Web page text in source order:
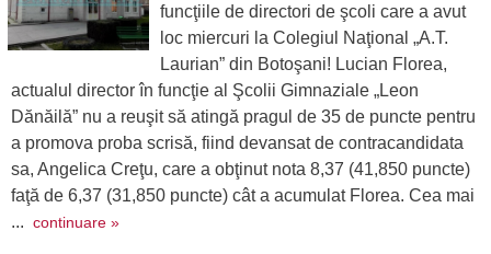
funcţiile de directori de şcoli care a avut
loc miercuri la Colegiul Naţional „A.T.
Laurian” din Botoşani! Lucian Florea,
actualul director în funcţie al Şcolii Gimnaziale „Leon
Dănăilă” nu a reuşit să atingă pragul de 35 de puncte pentru
a promova proba scrisă, fiind devansat de contracandidata
sa, Angelica Creţu, care a obţinut nota 8,37 (41,850 puncte)
faţă de 6,37 (31,850 puncte) cât a acumulat Florea. Cea mai
... continuare »